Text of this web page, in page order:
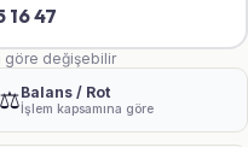
16 47
göre değişebilir
⚖️Balans / Rot
İşlem kapsamına göre